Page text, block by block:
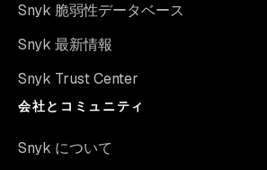
Snyk 脆弱性データベース
Snyk 最新情報
Snyk Trust Center
会社とコミュニティ
Snyk について